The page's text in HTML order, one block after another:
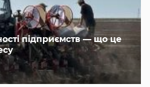
підприємств — що це